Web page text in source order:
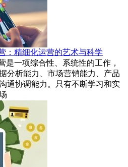
：精细化运营的艺术与科学
是一项综合性、系统性的工作，
分析能力、市场营销能力、产品
通协调能力。只有不断学习和实